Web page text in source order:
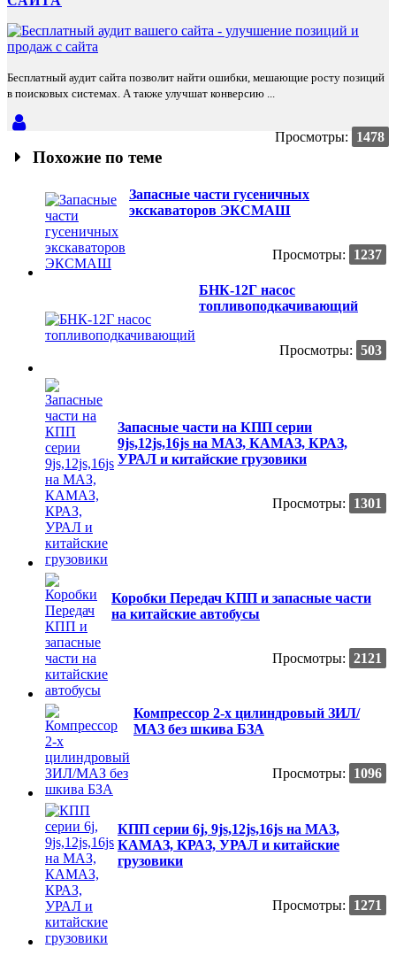
Бесплатный аудит сайта позволит найти ошибки, мешающие росту позиций
в поисковых системах. А также улучшат конверсию ...
Просмотры: 1478
Похожие по теме
Запасные части гусеничных
экскаваторов ЭКСМАШ
Просмотры: 1237
БНК-12Г насос
топливоподкачивающий
Просмотры: 503
Запасные части на КПП серии
9js,12js,16js на МАЗ, КАМАЗ, КРАЗ,
УРАЛ и китайские грузовики
Просмотры: 1301
Коробки Передач КПП и запасные части
на китайские автобусы
Просмотры: 2121
Компрессор 2-х цилиндровый ЗИЛ/
МАЗ без шкива БЗА
Просмотры: 1096
КПП серии 6j, 9js,12js,16js на МАЗ,
КАМАЗ, КРАЗ, УРАЛ и китайские
грузовики
Просмотры: 1271